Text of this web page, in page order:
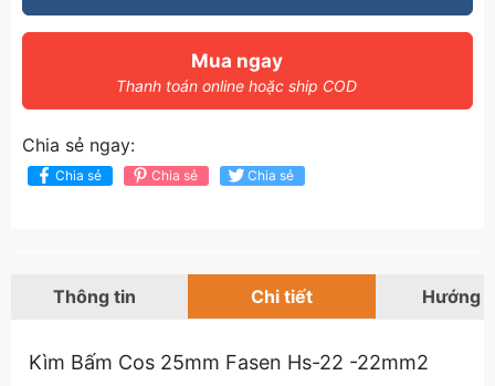
Mua ngay
Thanh toán online hoặc ship COD
Chia sẻ ngay:
Chia sẻ Chia sẻ Chia sẻ
Thông tin Chi tiết Hướng
Kìm Bấm Cos 25mm Fasen Hs-22 -22mm2